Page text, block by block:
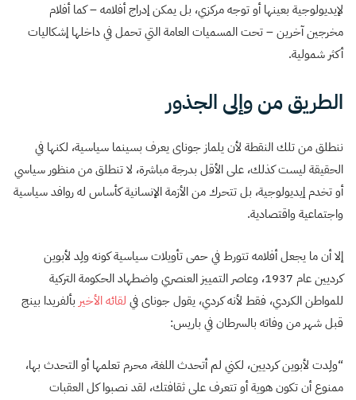
لإيديولوجية بعينها أو توجه مركزي، بل يمكن إدراج أفلامه – كما أفلام
مخرجين آخرين – تحت المسميات العامة التي تحمل في داخلها إشكاليات
أكثر شمولية.
الطريق من وإلى الجذور
ننطلق من تلك النقطة لأن يلماز جوناى يعرف بسينما سياسية، لكنها في
الحقيقة ليست كذلك، على الأقل بدرجة مباشرة، لا تنطلق من منظور سياسي
أو تخدم إيديولوجية، بل تتحرك من الأزمة الإنسانية كأساس له روافد سياسية
واجتماعية واقتصادية.
إلا أن ما يجعل أفلامه تتورط في حمى تأويلات سياسية كونه ولِد لأبوين
كرديين عام 1937، وعاصر التمييز العنصري واضطهاد الحكومة التركية
للمواطن الكردي، فقط لأنه كردي، يقول جوناى في لقائه الأخير بألفريدا بينج
قبل شهر من وفاته بالسرطان في باريس:
“ولِدت لأبوين كرديين، لكني لم أتحدث اللغة، محرم تعلمها أو التحدث بها،
ممنوع أن تكون هوية أو تتعرف على ثقافتك، لقد نصبوا كل العقبات